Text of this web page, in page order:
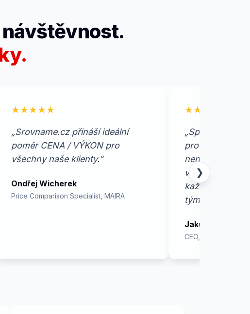
návštěvnost.
★★★★★
„Srovname.cz přináší ideální
poměr CENA / VÝKON pro
všechny naše klienty.”
Ondřej Wicherek
Price Comparison Specialist, MAIRA
★★★★★
„Spolupráce
pro nás
nenáročná.
víceméně sám
každodenního
týmu.”
Jakub Koutný
CEO, Dezishop
❯